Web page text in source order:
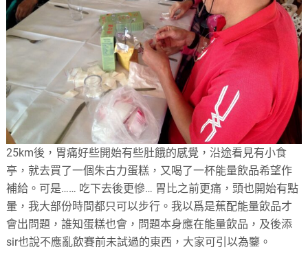
25km後，胃痛好些開始有些肚餓的感覺，沿途看見有小食
亭，就去買了一個朱古力蛋糕，又喝了一杯能量飲品希望作
補給。可是…… 吃下去後更慘… 胃比之前更痛，頭也開始有點
暈，我大部份時間都只可以步行。我以爲是蕉配能量飲品才
會出問題，誰知蛋糕也會，問題本身應在能量飲品，及後添
sir也說不應亂飲賽前未試過的東西，大家可引以為鑒。